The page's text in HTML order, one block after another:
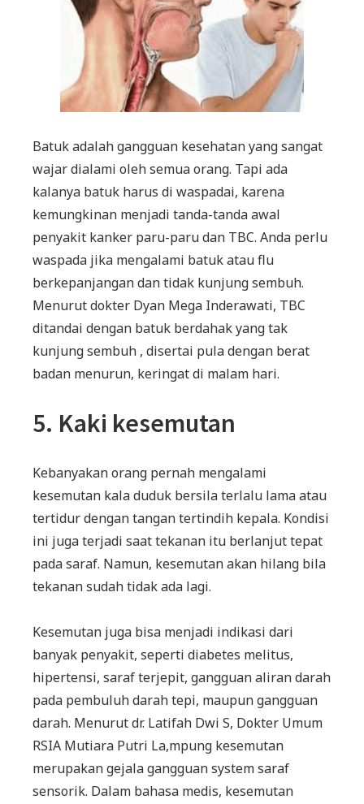
Batuk adalah gangguan kesehatan yang sangat
wajar dialami oleh semua orang. Tapi ada
kalanya batuk harus di waspadai, karena
kemungkinan menjadi tanda-tanda awal
penyakit kanker paru-paru dan TBC. Anda perlu
waspada jika mengalami batuk atau flu
berkepanjangan dan tidak kunjung sembuh.
Menurut dokter Dyan Mega Inderawati, TBC
ditandai dengan batuk berdahak yang tak
kunjung sembuh , disertai pula dengan berat
badan menurun, keringat di malam hari.
5. Kaki kesemutan
Kebanyakan orang pernah mengalami
kesemutan kala duduk bersila terlalu lama atau
tertidur dengan tangan tertindih kepala. Kondisi
ini juga terjadi saat tekanan itu berlanjut tepat
pada saraf. Namun, kesemutan akan hilang bila
tekanan sudah tidak ada lagi.
Kesemutan juga bisa menjadi indikasi dari
banyak penyakit, seperti diabetes melitus,
hipertensi, saraf terjepit, gangguan aliran darah
pada pembuluh darah tepi, maupun gangguan
darah. Menurut dr. Latifah Dwi S, Dokter Umum
RSIA Mutiara Putri La,mpung kesemutan
merupakan gejala gangguan system saraf
sensorik. Dalam bahasa medis, kesemutan